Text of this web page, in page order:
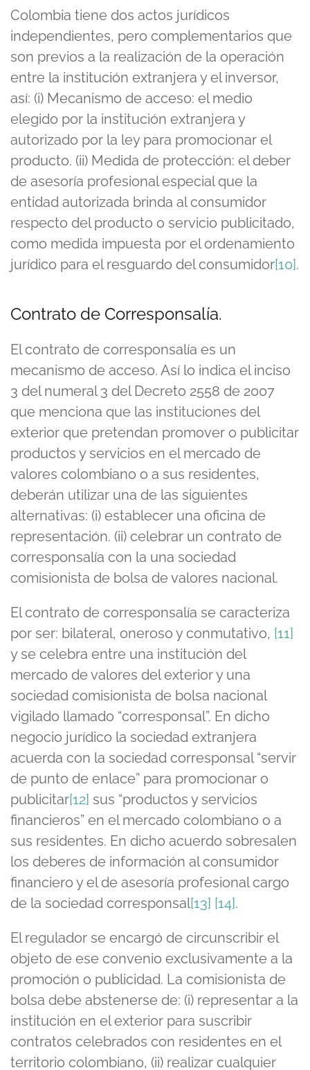
Colombia tiene dos actos jurídicos
independientes, pero complementarios que
son previos a la realización de la operación
entre la institución extranjera y el inversor,
así: (i) Mecanismo de acceso: el medio
elegido por la institución extranjera y
autorizado por la ley para promocionar el
producto. (ii) Medida de protección: el deber
de asesoría profesional especial que la
entidad autorizada brinda al consumidor
respecto del producto o servicio publicitado,
como medida impuesta por el ordenamiento
jurídico para el resguardo del consumidor[10].
Contrato de Corresponsalía.
El contrato de corresponsalía es un
mecanismo de acceso. Así lo indica el inciso
3 del numeral 3 del Decreto 2558 de 2007
que menciona que las instituciones del
exterior que pretendan promover o publicitar
productos y servicios en el mercado de
valores colombiano o a sus residentes,
deberán utilizar una de las siguientes
alternativas: (i) establecer una oficina de
representación. (ii) celebrar un contrato de
corresponsalía con la una sociedad
comisionista de bolsa de valores nacional.
El contrato de corresponsalía se caracteriza
por ser: bilateral, oneroso y conmutativo, [11]
y se celebra entre una institución del
mercado de valores del exterior y una
sociedad comisionista de bolsa nacional
vigilado llamado “corresponsal”. En dicho
negocio jurídico la sociedad extranjera
acuerda con la sociedad corresponsal “servir
de punto de enlace” para promocionar o
publicitar[12] sus “productos y servicios
financieros” en el mercado colombiano o a
sus residentes. En dicho acuerdo sobresalen
los deberes de información al consumidor
financiero y el de asesoría profesional cargo
de la sociedad corresponsal[13] [14].
El regulador se encargó de circunscribir el
objeto de ese convenio exclusivamente a la
promoción o publicidad. La comisionista de
bolsa debe abstenerse de: (i) representar a la
institución en el exterior para suscribir
contratos celebrados con residentes en el
territorio colombiano, (ii) realizar cualquier